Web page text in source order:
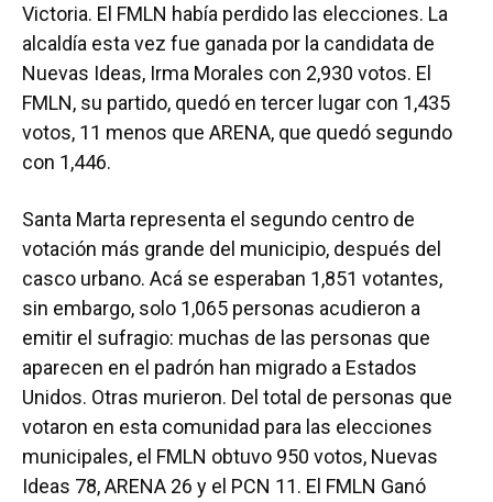
Victoria. El FMLN había perdido las elecciones. La
alcaldía esta vez fue ganada por la candidata de
Nuevas Ideas, Irma Morales con 2,930 votos. El
FMLN, su partido, quedó en tercer lugar con 1,435
votos, 11 menos que ARENA, que quedó segundo
con 1,446.
Santa Marta representa el segundo centro de
votación más grande del municipio, después del
casco urbano. Acá se esperaban 1,851 votantes,
sin embargo, solo 1,065 personas acudieron a
emitir el sufragio: muchas de las personas que
aparecen en el padrón han migrado a Estados
Unidos. Otras murieron. Del total de personas que
votaron en esta comunidad para las elecciones
municipales, el FMLN obtuvo 950 votos, Nuevas
Ideas 78, ARENA 26 y el PCN 11. El FMLN Ganó